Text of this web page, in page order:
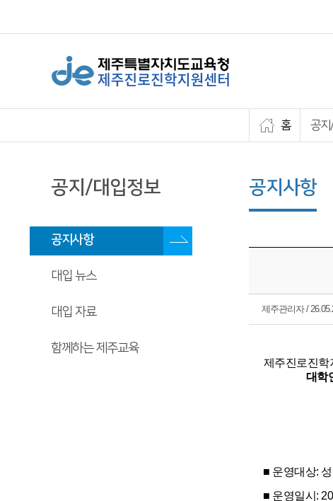
홈 공지
공지/대입정보
공지사항
대입 뉴스
대입 자료
함께하는 제주교육
공지사항
제주관리자 /
제주진로진학
대학
■ 운영대상:
■ 운영일시: